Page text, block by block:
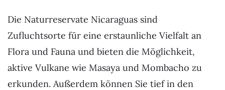
Die Naturreservate Nicaraguas sind
Zufluchtsorte für eine erstaunliche Vielfalt an
Flora und Fauna und bieten die Möglichkeit,
aktive Vulkane wie Masaya und Mombacho zu
erkunden. Außerdem können Sie tief in den